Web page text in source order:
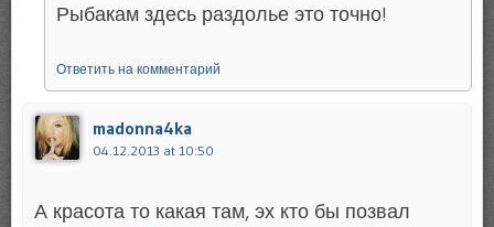
Рыбакам здесь раздолье это точно!
Ответить на комментарий
madonna4ka
04.12.2013 at 10:50
А красота то какая там, эх кто бы позвал